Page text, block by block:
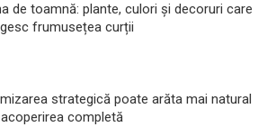
de toamnă: plante, culori și decoruri care
frumusețea curții
strategică poate arăta mai natural
completă